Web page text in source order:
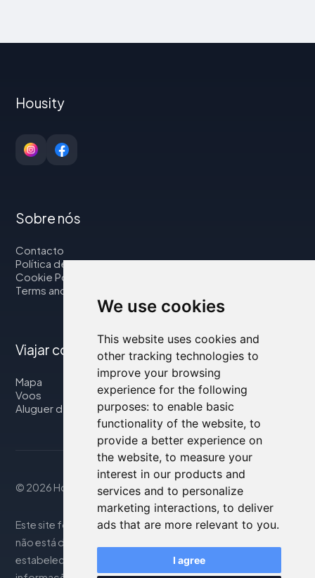
We use cookies
This website uses cookies and
other tracking technologies to
improve your browsing
experience for the following
purposes: to enable basic
functionality of the website, to
provide a better experience on
the website, to measure your
interest in our products and
services and to personalize
marketing interactions, to deliver
ads that are more relevant to you.
I agree
Housity
Sobre nós
Contacto
Política de privacidade
Cookie Policy
Terms and Conditions
Viajar connosco
Mapa
Voos
Aluguer de automóveis
© 2026 Housity.net
Este site fornece informações apenas para referência e
não está de forma alguma associado aos
estabelecimentos de hospedagem mencionados. As